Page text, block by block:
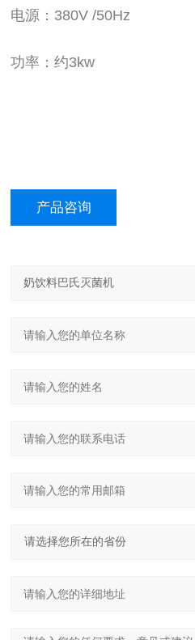
电源：380V /50Hz
功率：约3kw
产品咨询